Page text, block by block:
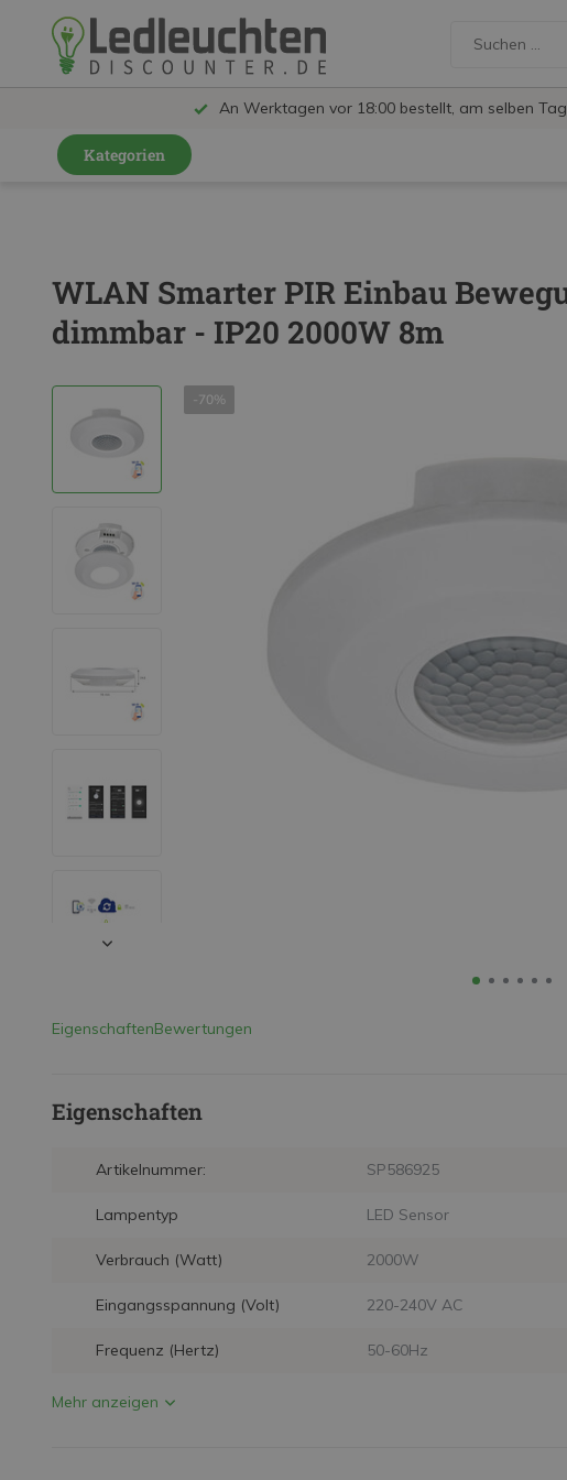
An Werktagen vor 18:00 bestellt, am selben
Kategorien
LED Schienensystem Lampen
Innenleuchten
Feuchtraumleuchten IP65
Außenleuchten
LED Panels
LED Hallenstrahler
LED Leuchtbänder
Installationsmaterialien
WLAN Smarter PIR Einbau
dimmbar - IP20 2000W 8m
-70%
EigenschaftenBewertungen
Eigenschaften
Artikelnummer: SP586925
Lampentyp LED Sensor
Verbrauch (Watt) 2000W
Eingangsspannung (Volt) 220-240V AC
Frequenz (Hertz) 50-60Hz
Mehr anzeigen